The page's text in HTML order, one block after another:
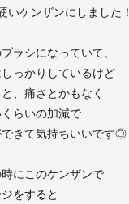
いケンザンにしました！
ラシになっていて、
っかりしているけど
、痛さとかもなく
らいの加減で
できて気持ちいいです◎
にこのケンザンで
をすると